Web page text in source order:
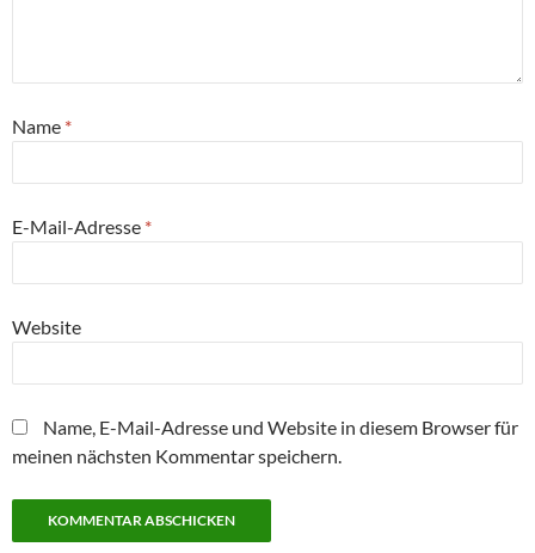
Name *
E-Mail-Adresse *
Website
Name, E-Mail-Adresse und Website in diesem Browser für
meinen nächsten Kommentar speichern.